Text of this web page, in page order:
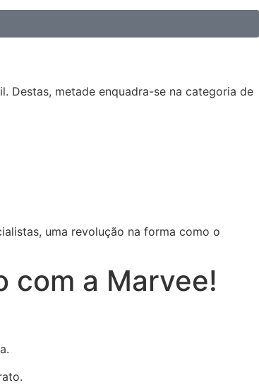
Destas, metade enquadra-se na categoria de
uma revolução na forma como o
com a Marvee!